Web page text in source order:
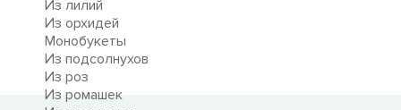
Из лилий
Из орхидей
Монобукеты
Из подсолнухов
Из роз
Из ромашек